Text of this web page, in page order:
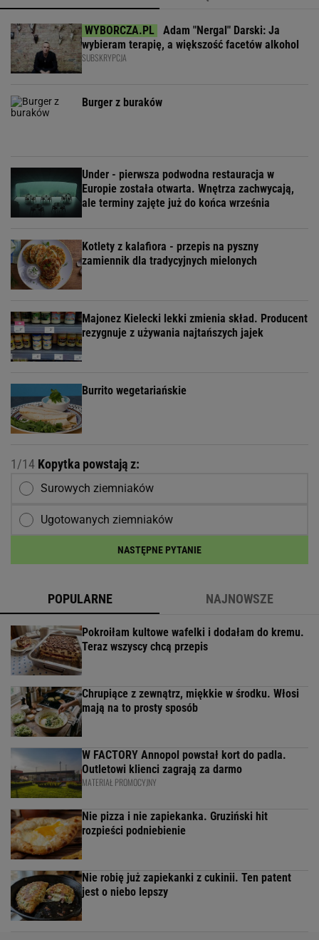
Adam "Nergal" Darski: Ja
wybieram terapię, a większość facetów alkohol
SUBSKRYPCJA
Burger z buraków
Under - pierwsza podwodna restauracja w
Europie została otwarta. Wnętrza zachwycają,
ale terminy zajęte już do końca września
Kotlety z kalafiora - przepis na pyszny
zamiennik dla tradycyjnych mielonych
Majonez Kielecki lekki zmienia skład. Producent
rezygnuje z używania najtańszych jajek
Burrito wegetariańskie
1/14 Kopytka powstają z:
Surowych ziemniaków
Ugotowanych ziemniaków
NASTĘPNE PYTANIE
POPULARNE NAJNOWSZE
Pokroiłam kultowe wafelki i dodałam do kremu.
Teraz wszyscy chcą przepis
Chrupiące z zewnątrz, miękkie w środku. Włosi
mają na to prosty sposób
W FACTORY Annopol powstał kort do padla.
Outletowi klienci zagrają za darmo
MATERIAŁ PROMOCYJNY
Nie pizza i nie zapiekanka. Gruziński hit
rozpieści podniebienie
Nie robię już zapiekanki z cukinii. Ten patent
jest o niebo lepszy